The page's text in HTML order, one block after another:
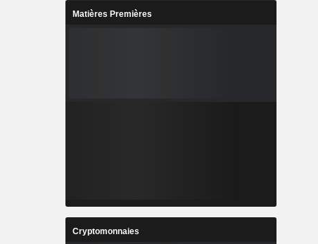
Matières Premières
Cryptomonnaies